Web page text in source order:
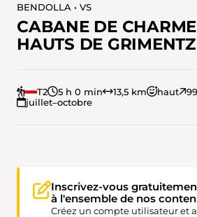
BENDOLLA • VS
CABANE DE
HAUTS DE GRIMENTZ
T2 5 h 0 min 13,5 km haut
juillet–octobre
Inscrivez-vous
à l'ensemble de nos
Créez un compte utilisateur et